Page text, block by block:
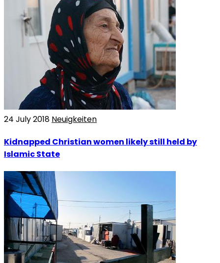
24 July 2018 Neuigkeiten
Kidnapped Christian women likely still held by
Islamic State